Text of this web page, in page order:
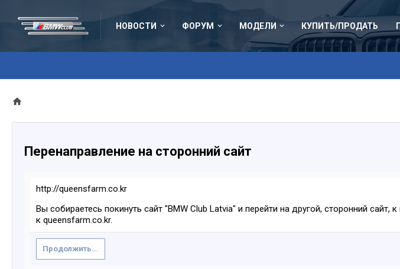
НОВОСТИ ФОРУМ МОДЕЛИ КУПИТЬ/ПРОДАТЬ
Перенаправление на сторонний сайт
http://queensfarm.co.kr
Вы собираетесь покинуть сайт "BMW Club Latvia" и перейти на другой, сторонний
к queensfarm.co.kr.
Продолжить...